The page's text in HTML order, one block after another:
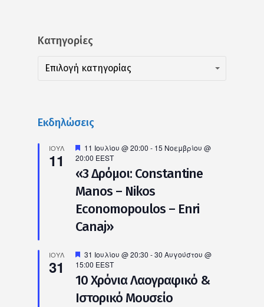
Kατηγορίες
Kατηγορίες
Επιλογή κατηγορίας
Kατηγορίες
Εκδηλώσεις
ΙΟΎΛ
11
Προτεινόμενο
11 Ιουλίου @ 20:00 - 15 Νοεμβρίου @
20:00 EEST
«3 Δρόμοι: Constantine
Manos – Nikos
Economopoulos – Enri
Canaj»
ΙΟΎΛ
31
Προτεινόμενο
31 Ιουλίου @ 20:30 -30 Αυγούστου @
15:00 EEST
10 Χρόνια Λαογραφικό &
Ιστορικό Μουσείο